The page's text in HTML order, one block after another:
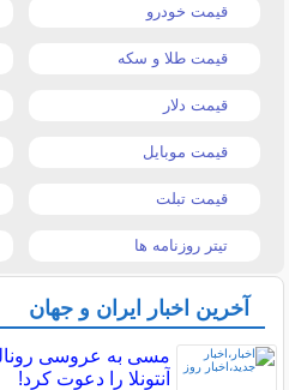
قیمت خودرو
قیمت طلا و سکه
قیمت دلار
قیمت موبایل
قیمت تبلت
تیتر روزنامه ها
آخرین اخبار ایران و جهان
مسی به عروسی
آنتونلا را دعوت کرد!